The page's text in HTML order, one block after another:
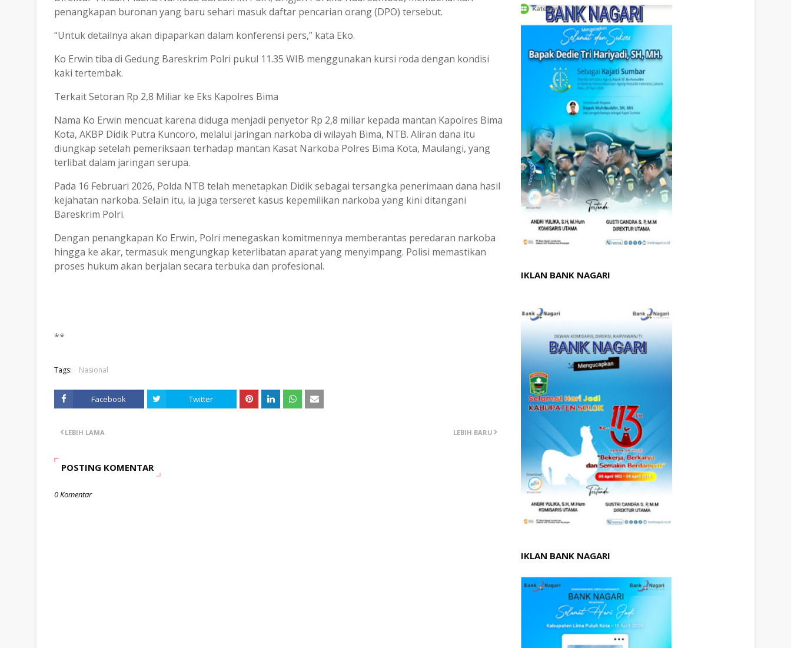
penangkapan buronan yang baru sehari masuk daftar pencarian orang (DPO) tersebut.
“Untuk detailnya akan dipaparkan dalam konferensi pers,” kata Eko.
Ko Erwin tiba di Gedung Bareskrim Polri pukul 11.35 WIB menggunakan kursi roda dengan kondisi
kaki tertembak.
Terkait Setoran Rp 2,8 Miliar ke Eks Kapolres Bima
Nama Ko Erwin mencuat karena diduga menjadi penyetor Rp 2,8 miliar kepada mantan Kapolres Bima
Kota, AKBP Didik Putra Kuncoro, melalui jaringan narkoba di wilayah Bima, NTB. Aliran dana itu
diungkap setelah pemeriksaan terhadap mantan Kasat Narkoba Polres Bima Kota, Maulangi, yang
terlibat dalam jaringan serupa.
Pada 16 Februari 2026, Polda NTB telah menetapkan Didik sebagai tersangka penerimaan dana hasil
kejahatan narkoba. Selain itu, ia juga terseret kasus kepemilikan narkoba yang kini ditangani
Bareskrim Polri.
Dengan penangkapan Ko Erwin, Polri menegaskan komitmennya memberantas peredaran narkoba
hingga ke akar, termasuk mengungkap keterlibatan aparat yang menyimpang. Polisi memastikan
proses hukum akan berjalan secara terbuka dan profesional.
**
Tags: Nasional
Facebook Twitter
LEBIH BARU
LEBIH LAMA
POSTING KOMENTAR
0 Komentar
IKLAN BANK NAGARI
IKLAN BANK NAGARI